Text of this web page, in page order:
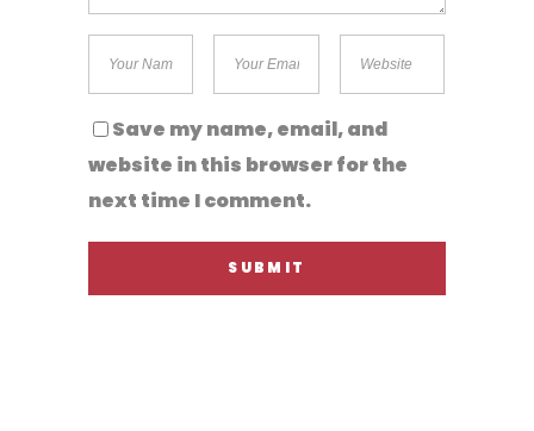
Save my name, email, and
website in this browser for the
next time I comment.